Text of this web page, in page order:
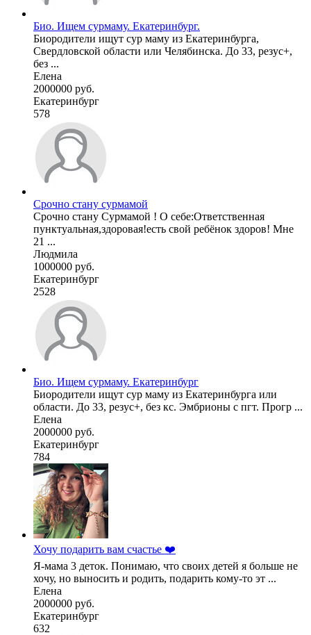
Био. Ищем сурмаму. Екатеринбург.
Биородители ищут сур маму из Екатеринбурга,
Свердловской области или Челябинска. До 33, резус+,
без ...
Елена
2000000 руб.
Екатеринбург
578
Срочно стану сурмамой
Срочно стану Сурмамой ! О себе:Ответственная
пунктуальная,здоровая!есть свой ребёнок здоров! Мне
21 ...
Людмила
1000000 руб.
Екатеринбург
2528
Био. Ищем сурмаму. Екатеринбург
Биородители ищут сур маму из Екатеринбурга или
области. До 33, резус+, без кс. Эмбрионы с пгт. Прогр ...
Елена
2000000 руб.
Екатеринбург
784
Хочу подарить вам счастье ❤️
Я-мама 3 деток. Понимаю, что своих детей я больше не
хочу, но выносить и родить, подарить кому-то эт ...
Елена
2000000 руб.
Екатеринбург
632